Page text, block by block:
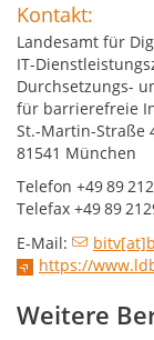
Kontakt:
Landesamt für
IT-
Durchsetzungs-
für barrierefreie
St.-Martin-Straße
81541 München
Telefon +49 89
Telefax +49 89
E-Mail:
https://
Weitere